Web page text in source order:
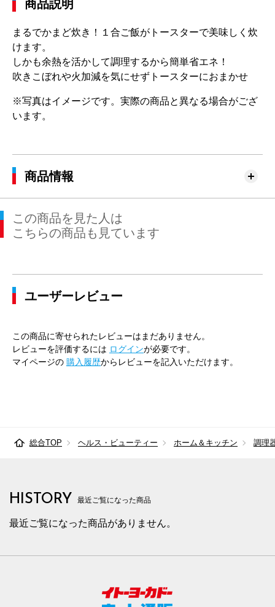
商品説明
まるでかまど炊き！１合ご飯がトースターで美味しく炊
けます。
しかも余熱を活かして調理するから簡単省エネ！
吹きこぼれや火加減を気にせずトースターにおまかせ
※写真はイメージです。実際の商品と異なる場合がござ
います。
商品情報
この商品を見た人は
こちらの商品も見ています
ユーザーレビュー
この商品に寄せられたレビューはまだありません。
レビューを評価するには ログインが必要です。
マイページの 購入履歴からレビューを記入いただけます。
総合TOP ヘルス・ビューティー ホーム＆キッチン 調理
HISTORY 最近ご覧になった商品
最近ご覧になった商品がありません。